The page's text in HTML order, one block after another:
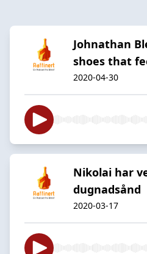
Johnathan
shoes that
2020-04-30
Nikolai har
dugnadsånd
2020-03-17